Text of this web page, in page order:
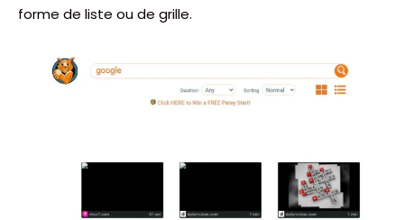
forme de liste ou de grille.